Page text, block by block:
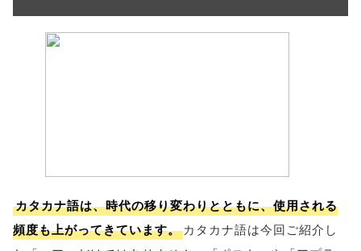
カタカナ語は、時代の移り変わりとともに、使用される
頻度も上がってきています。 カタカナ語は今回ご紹介し